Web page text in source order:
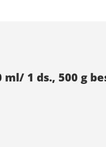
kundebed
1 ds., 500 g